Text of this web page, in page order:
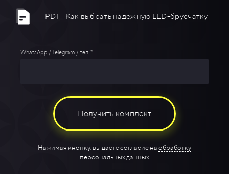
PDF "Как выбрать надёжную LED-брусчатку"
WhatsApp / Telegram / тел. *
Получить комплект
Нажимая кнопку, вы даете согласие на обработку
персональных данных